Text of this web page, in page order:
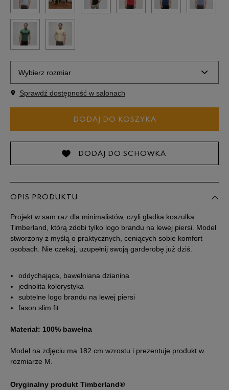
Wybierz rozmiar
S
Powiadom o
dostępności
XXL
dostępności
Sprawdź dostępność w salonach
DODAJ DO KOSZYKA
DODAJ DO SCHOWKA
OPIS PRODUKTU
Projekt w sam raz dla minimalistów, czyli gładka koszulka
Timberland, którą zdobi tylko logo brandu na lewej piersi. Model
stworzony z myślą o praktycznych, ceniących sobie komfort
osobach. Nie czekaj, uzupełnij swoją garderobę już dziś.
oddychająca, bawełniana dzianina
jednolita kolorystyka
subtelne logo brandu na lewej piersi
fason slim fit
Materiał: 100% bawełna
Model na zdjęciu ma 182 cm wzrostu i prezentuje produkt w
rozmiarze M.
Oryginalny produkt Timberland®